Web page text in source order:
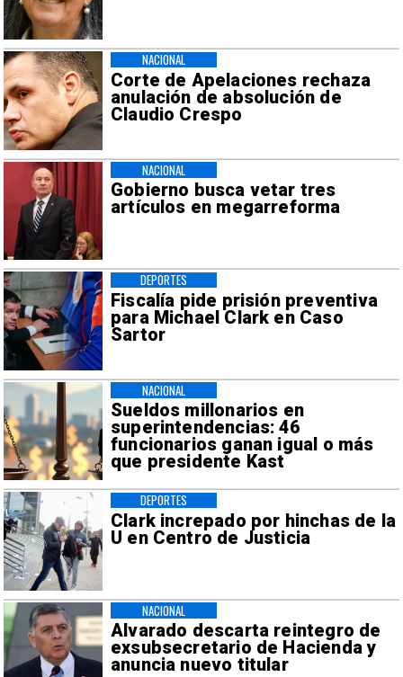
Corte de Apelaciones rechaza
anulación de absolución de
Claudio Crespo
NACIONAL
Gobierno busca vetar tres
artículos en megarreforma
NACIONAL
Fiscalía pide prisión preventiva
para Michael Clark en Caso
Sartor
DEPORTES
Sueldos millonarios en
superintendencias: 46
funcionarios ganan igual o más
que presidente Kast
NACIONAL
Clark increpado por hinchas de la
U en Centro de Justicia
DEPORTES
Alvarado descarta reintegro de
exsubsecretario de Hacienda y
anuncia nuevo titular
NACIONAL